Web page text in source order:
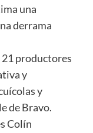
una
derrama
productores
y
y
de Bravo.
Colín